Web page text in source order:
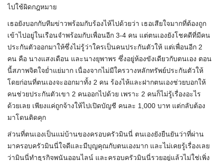
ไปใช้ผิดกฎหมาย
เธอยังบอกกับทีมข่าวพร้อมกับร้องไห้ไปด้วยว่า เธอเสียใจมากที่ต้องถูก
เข้าไปอยู่ในเรือนจำพร้อมกับเพื่อนอีก 3-4 คน แต่ตนเองยังโชคดีที่มีคน
ประกันตัวออกมาให้ซึ่งไม่รู้ว่าใครเป็นคนประกันตัวให้ แต่เพื่อนอีก 2
คน คือ นางแสงเดือน และนางยุพาพร ซึ่งอยู่ห้องขังเดียวกับตนเอง ตอน
นี้สภาพจิตใจย่ำแย่มาก เนื่องจากไม่มีใครวางหลักทรัพย์ประกันตัวให้
โดยก่อนที่ตนเองจะออกมาทั้ง 2 คน ร้องไห้และฝากตนเองช่วยบอกให้
คนช่วยประกันตัวเขา 2 คนออกไปด้วย เพราะ 2 คนก็ไม่รู้เรื่องอะไร
ด้วยเลย เพียงแค่ถูกจ้างให้ไปเปิดบัญชี คนละ 1,000 บาท แต่กลับต้อง
มาโดนติดคุก
ส่วนที่ตนเองเป็นแม่บ้านของครอบครัวมินนี่ ตนเองยังยืนยันว่าที่ผ่าน
มาครอบครัวมินนี่ใจดีและมีบุญคุณกับตนเองมาก และไม่เคยรู้เรื่องเลย
ว่ามินนี่ทำธุรกิจพนันออนไลน์ และครอบครัวมินนี่รวยอยู่แล้วไม่ใช่เพิ่ง